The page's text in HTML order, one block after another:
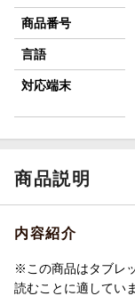
商品番号
言語
対応端末
商品説明
内容紹介
※この商品はタブレ
読むことに適してい